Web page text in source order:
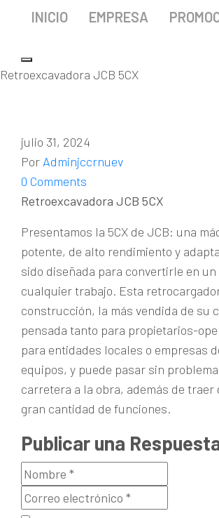
INICIO EMPRESA
Retroexcavadora JCB 5CX
julio 31, 2024
PorAdminjccrnuev
0 Comments
Retroexcavadora JCB 5CX
Presentamos la 5CX de JCB: una
potente, de alto rendimiento y
sido diseñada para convertirle en un
cualquier trabajo. Esta
construcción, la más vendida de su
pensada tanto para propietarios-
para entidades locales o empresas
equipos, y puede pasar sin
carretera a la obra, además de traer
gran cantidad de funciones.
Publicar una